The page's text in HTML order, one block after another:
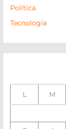
Política
Tecnología
L M